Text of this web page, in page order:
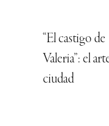
“El castigo de
Valeria”: el
ciudad